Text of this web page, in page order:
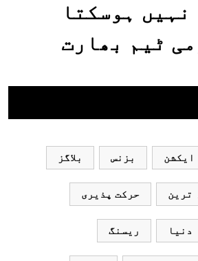
نہیں ہوسکتا
ٹیم بھارت
ٹیم پاکستان
ایکشن بزنس بلاگز
ترین حرکت پذیری
دنیا ریسنگ